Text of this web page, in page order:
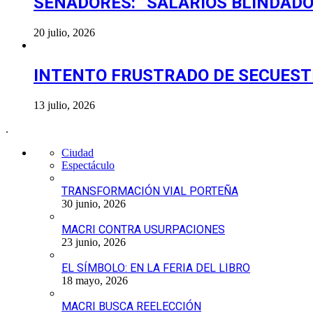
20 julio, 2026
INTENTO FRUSTRADO DE
13 julio, 2026
.
Ciudad
Espectáculo
TRANSFORMACIÓN VIAL PORTEÑA
30 junio, 2026
MACRI CONTRA USURPACIONES
23 junio, 2026
EL SÍMBOLO: EN LA FERIA DEL LIBRO
18 mayo, 2026
MACRI BUSCA REELECCIÓN